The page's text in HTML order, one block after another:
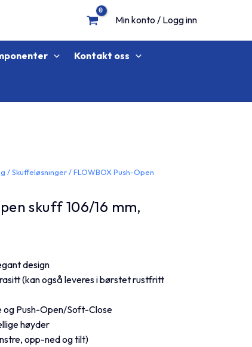
Min konto / Logg inn
Kontakt oss
/Skuffeløsninger/ FLOWBOX Push-Open
skuff 106/16 mm,
design
(kan også leveres i børstet rustfritt
og Push-Open/Soft-Close
høyder
opp-ned og tilt)